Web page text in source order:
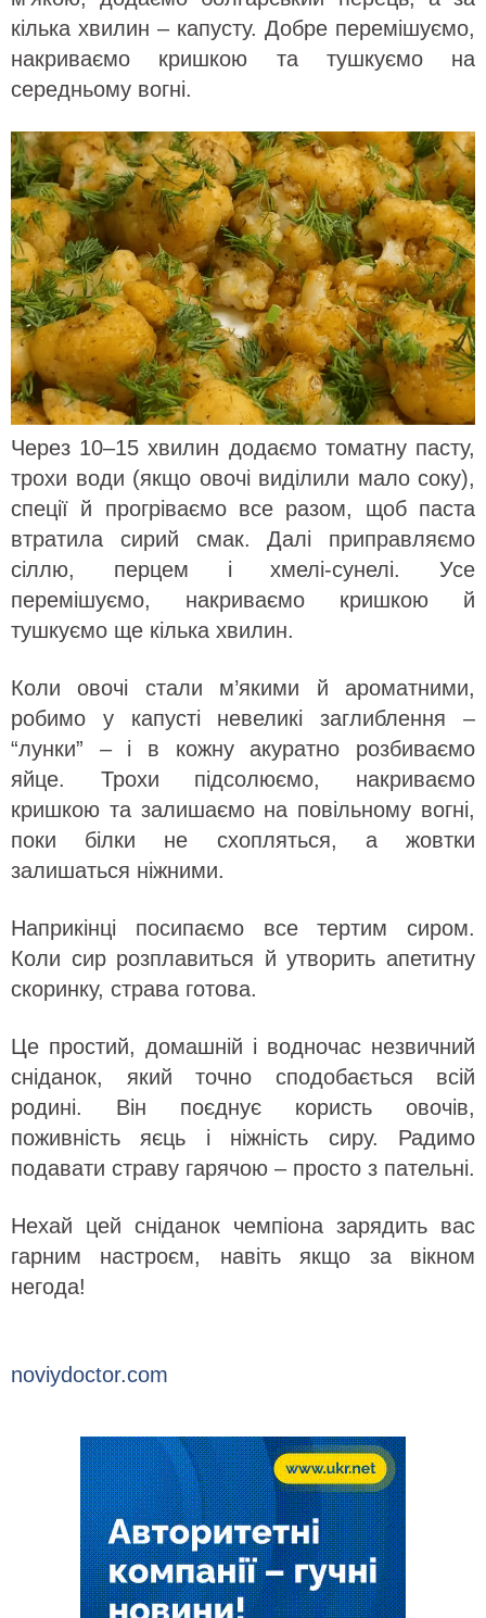
кілька хвилин – капусту. Добре перемішуємо,
накриваємо кришкою та тушкуємо на
середньому вогні.
Через 10–15 хвилин додаємо томатну пасту,
трохи води (якщо овочі виділили мало соку),
спеції й прогріваємо все разом, щоб паста
втратила сирий смак. Далі приправляємо
сіллю, перцем і хмелі-сунелі. Усе
перемішуємо, накриваємо кришкою й
тушкуємо ще кілька хвилин.
Коли овочі стали м’якими й ароматними,
робимо у капусті невеликі заглиблення –
“лунки” – і в кожну акуратно розбиваємо
яйце. Трохи підсолюємо, накриваємо
кришкою та залишаємо на повільному вогні,
поки білки не схопляться, а жовтки
залишаться ніжними.
Наприкінці посипаємо все тертим сиром.
Коли сир розплавиться й утворить апетитну
скоринку, страва готова.
Це простий, домашній і водночас незвичний
сніданок, який точно сподобається всій
родині. Він поєднує користь овочів,
поживність яєць і ніжність сиру. Радимо
подавати страву гарячою – просто з пательні.
Нехай цей сніданок чемпіона зарядить вас
гарним настроєм, навіть якщо за вікном
негода!
noviydoctor.com